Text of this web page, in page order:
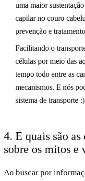
uma maior
capilar no couro
prevenção e
Facilitando o
células por meio das
tempo todo entre as
mecanismos. E nós
sistema de transporte :)
4. E quais são
sobre os mitos e
Ao buscar por